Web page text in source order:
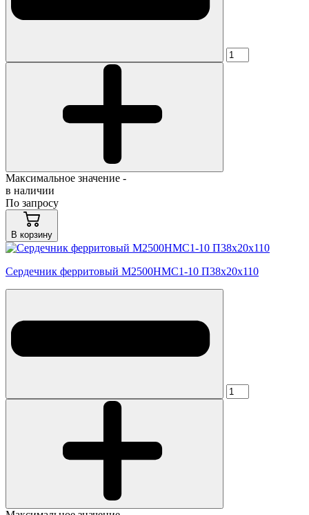
Максимальное значение -
в наличии
По запросу
В корзину
Сердечник ферритовый М2500НМС1-10 П38х20х110